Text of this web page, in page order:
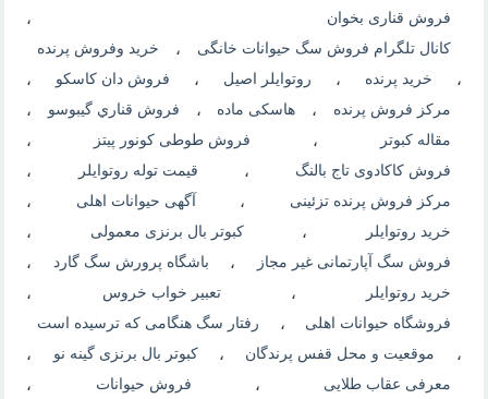
فروش قناری بخوان ،
کانال تلگرام فروش سگ حیوانات خانگی ، خرید وفروش پرنده
، خرید پرنده ، روتوایلر اصیل ، فروش دان کاسکو ،
مرکز فروش پرنده ، هاسکی ماده ، فروش قناري گيبوسو ،
مقاله کبوتر ، فروش طوطی کونور پیتز ،
فروش کاکادوی تاج بالنگ ، قیمت توله روتوایلر ،
مرکز فروش پرنده تزئینی ، آگهی حیوانات اهلی ،
خرید روتوایلر ، کبوتر بال برنزی معمولی ،
فروش سگ آپارتمانی غیر مجاز ، باشگاه پرورش سگ گارد ،
خرید روتوایلر ، تعبیر خواب خروس ،
فروشگاه حیوانات اهلی ، رفتار سگ هنگامی که ترسیده است
، موقعیت و محل قفس پرندگان ، کبوتر بال برنزی گینه نو ،
معرفی عقاب طلایی ، فروش حیوانات ،